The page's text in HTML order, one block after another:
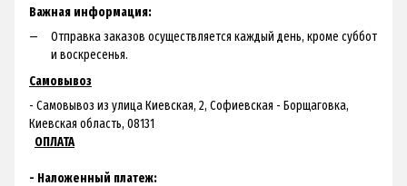
Важная информация:
Отправка заказов осуществляется каждый день, кроме суббот
и воскресенья.
Самовывоз
- Самовывоз из улица Киевская, 2, Софиевская - Борщаговка,
Киевская область, 08131
ОПЛАТА
- Наложенный платеж: